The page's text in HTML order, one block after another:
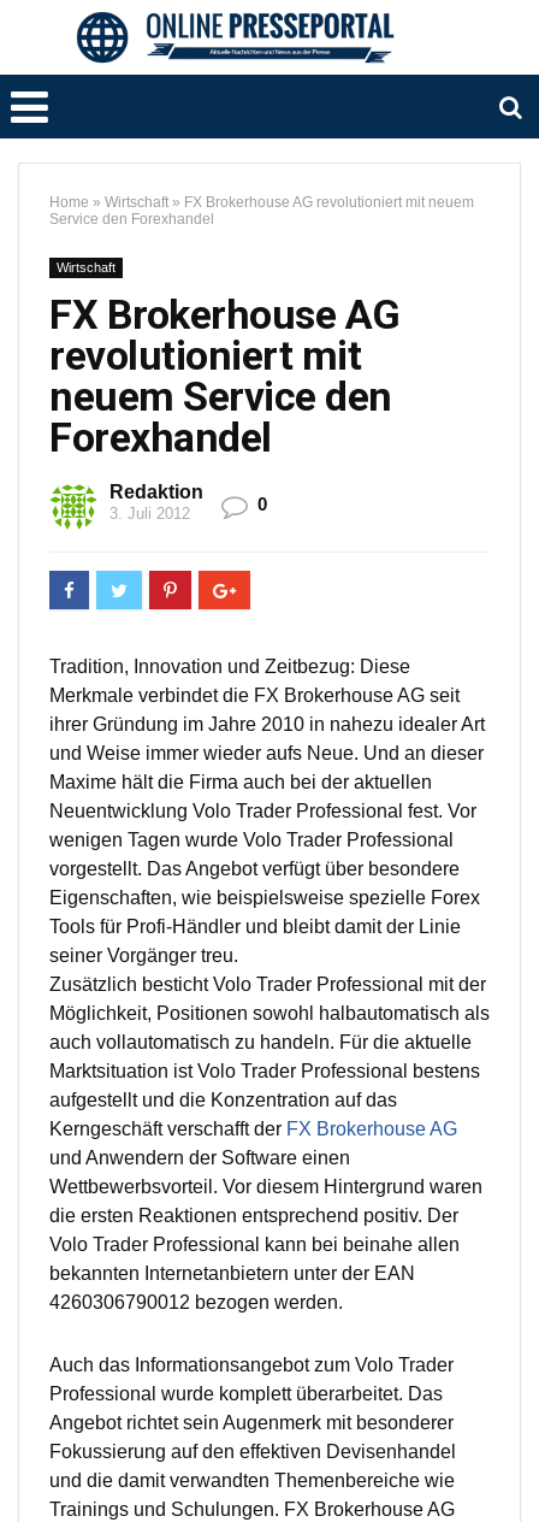
Home » Wirtschaft » FX Brokerhouse AG revolutioniert mit neuem
Service den Forexhandel
Wirtschaft
FX Brokerhouse AG
revolutioniert mit
neuem Service den
Forexhandel
Redaktion
3. Juli 2012 0
Tradition, Innovation und Zeitbezug: Diese
Merkmale verbindet die FX Brokerhouse AG seit
ihrer Gründung im Jahre 2010 in nahezu idealer Art
und Weise immer wieder aufs Neue. Und an dieser
Maxime hält die Firma auch bei der aktuellen
Neuentwicklung Volo Trader Professional fest. Vor
wenigen Tagen wurde Volo Trader Professional
vorgestellt. Das Angebot verfügt über besondere
Eigenschaften, wie beispielsweise spezielle Forex
Tools für Profi-Händler und bleibt damit der Linie
seiner Vorgänger treu.
Zusätzlich besticht Volo Trader Professional mit der
Möglichkeit, Positionen sowohl halbautomatisch als
auch vollautomatisch zu handeln. Für die aktuelle
Marktsituation ist Volo Trader Professional bestens
aufgestellt und die Konzentration auf das
Kerngeschäft verschafft der FX Brokerhouse AG
und Anwendern der Software einen
Wettbewerbsvorteil. Vor diesem Hintergrund waren
die ersten Reaktionen entsprechend positiv. Der
Volo Trader Professional kann bei beinahe allen
bekannten Internetanbietern unter der EAN
4260306790012 bezogen werden.
Auch das Informationsangebot zum Volo Trader
Professional wurde komplett überarbeitet. Das
Angebot richtet sein Augenmerk mit besonderer
Fokussierung auf den effektiven Devisenhandel
und die damit verwandten Themenbereiche wie
Trainings und Schulungen. FX Brokerhouse AG